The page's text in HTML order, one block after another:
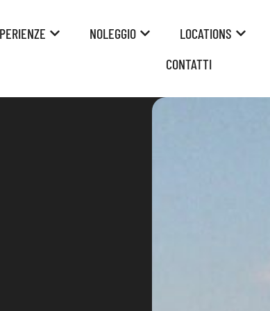
NOLEGGIO LOCATIONS
CONTATTI